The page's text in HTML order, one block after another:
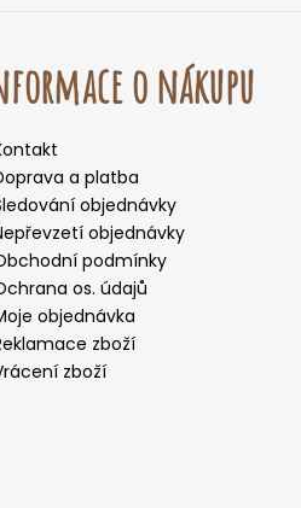
o nákupu
a platba
objednávky
objednávky
podmínky
os. údajů
objednávka
zboží
zboží